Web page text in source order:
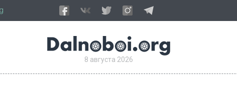
8 августа 2026